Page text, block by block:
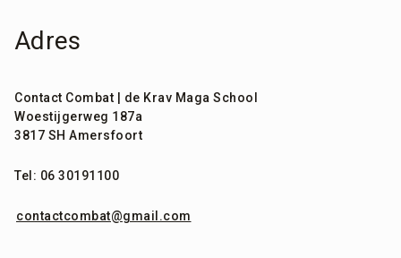
Adres
Contact Combat | de Krav Maga School
Woestijgerweg 187a
3817 SH Amersfoort
Tel: 06 30191100
contactcombat@gmail.com